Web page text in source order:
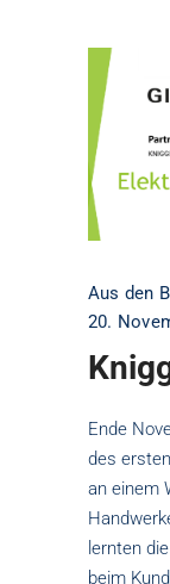
Aus den
20.
Ende
des
an einem
lernten
beim